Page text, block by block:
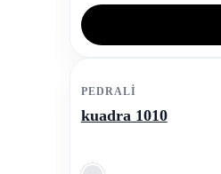
PEDRALI
kuadra 1010